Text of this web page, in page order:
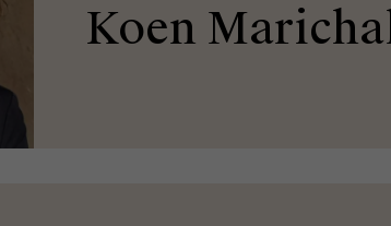
Koen